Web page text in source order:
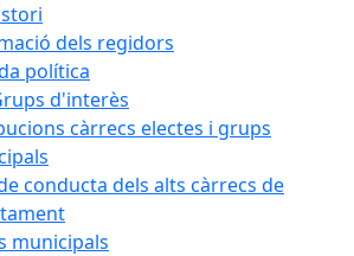
dels regidors
política
d'interès
càrrecs electes i grups
conducta dels alts càrrecs de
municipals